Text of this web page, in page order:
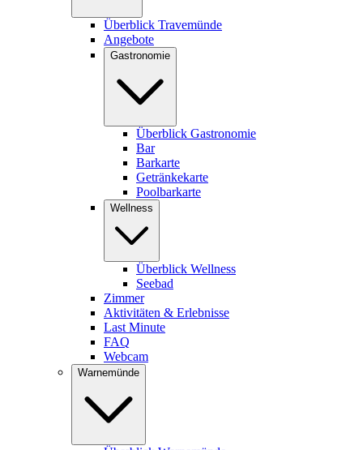
Überblick Travemünde
Angebote
Gastronomie
Überblick Gastronomie
Bar
Barkarte
Getränkekarte
Poolbarkarte
Wellness
Überblick Wellness
Seebad
Zimmer
Aktivitäten & Erlebnisse
Last Minute
FAQ
Webcam
Warnemünde